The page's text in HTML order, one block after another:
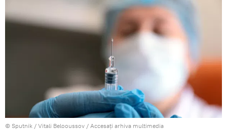
© Sputnik / Vitali Belooussov / Accesați arhiva multimedia